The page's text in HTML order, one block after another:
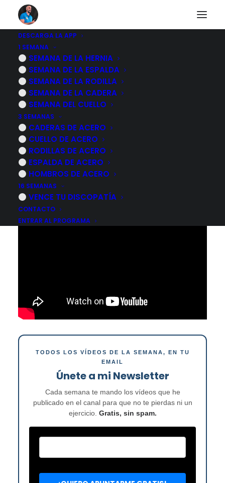
DESCARGA LA APP
1 SEMANA
SEMANA DE LA HERNIA
SEMANA DE LA ESPALDA
SEMANA DE LA RODILLA
SEMANA DE LA CADERA
SEMANA DEL CUELLO
3 SEMANAS
CADERAS DE ACERO
CUELLO DE ACERO
RODILLAS DE ACERO
ESPALDA DE ACERO
HOMBROS DE ACERO
16 SEMANAS
VENCE TU DISCOPATÍA
CONTACTO
ENTRAR AL PROGRAMA
Auto masaje de
CERVICALES Y CUELLO
sentado
27 NOVIEMBRE, 2022 | POR
TODOS LOS VÍDEOS DE LA SEMANA, EN TU
EMAIL
Únete a mi Newsletter
Cada semana te mando los vídeos que he
publicado en el canal para que no te pierdas ni un
ejercicio. Gratis, sin spam.